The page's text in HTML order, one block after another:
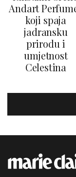
Andart
koji spaja
jadransku
prirodu i
umjetnost
Celestina